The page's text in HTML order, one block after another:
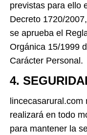
previstas para ello
Decreto 1720/
se aprueba el
Orgánica 15/1999
Carácter Personal.
4.
realizará en todo
para mantener la